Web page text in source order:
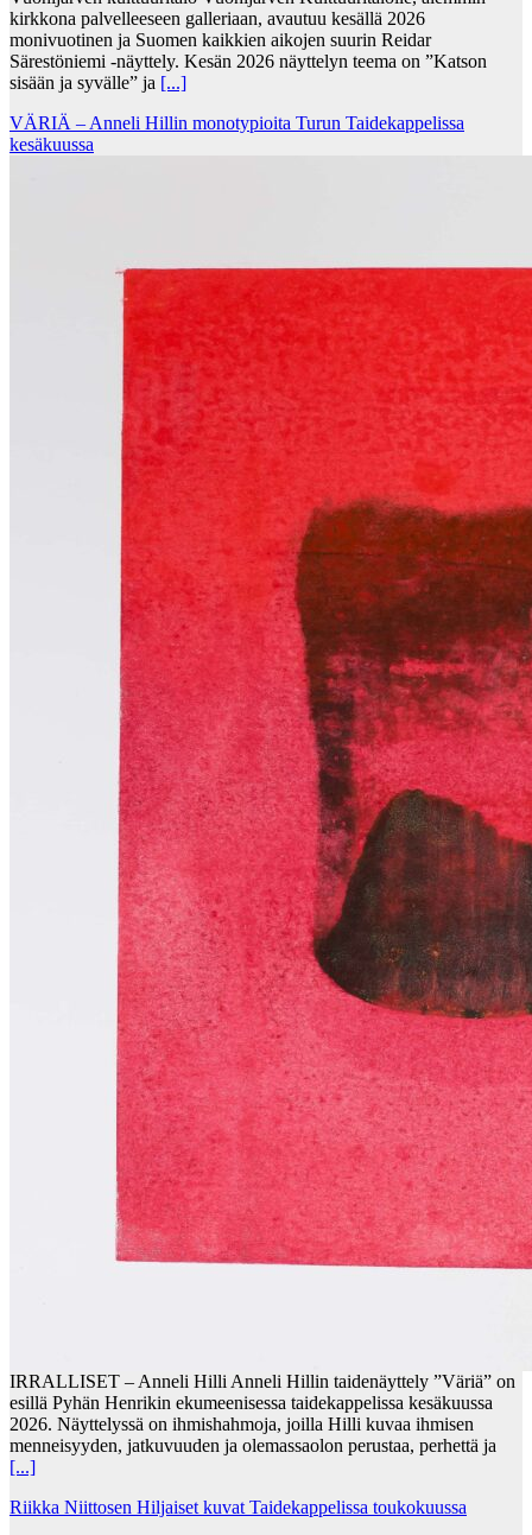
kirkkona palvelleeseen galleriaan, avautuu kesällä 2026
monivuotinen ja Suomen kaikkien aikojen suurin Reidar
Särestöniemi -näyttely. Kesän 2026 näyttelyn teema on ”Katson
sisään ja syvälle” ja [...]
VÄRIÄ – Anneli Hillin monotypioita Turun Taidekappelissa
kesäkuussa
IRRALLISET – Anneli Hilli Anneli Hillin taidenäyttely ”Väriä” on
esillä Pyhän Henrikin ekumeenisessa taidekappelissa kesäkuussa
2026. Näyttelyssä on ihmishahmoja, joilla Hilli kuvaa ihmisen
menneisyyden, jatkuvuuden ja olemassaolon perustaa, perhettä ja
[...]
Riikka Niittosen Hiljaiset kuvat Taidekappelissa toukokuussa